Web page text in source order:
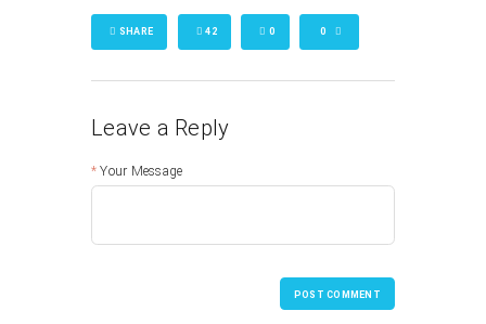
SHARE 42 0 0
Leave a Reply
Your Message
POST COMMENT